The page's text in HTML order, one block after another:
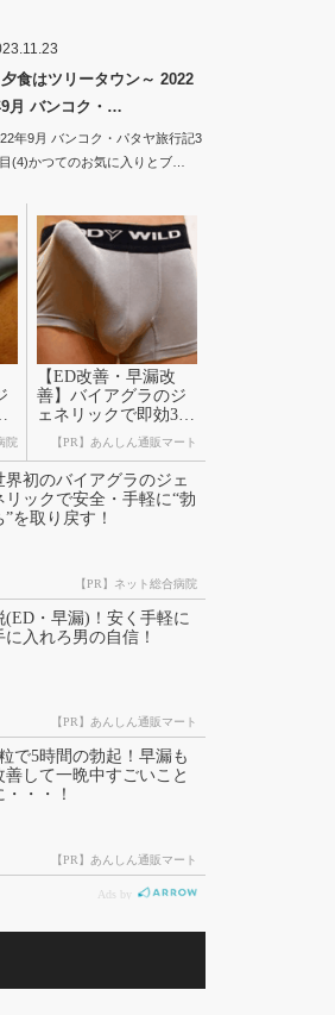
夕食はツリータウン～ 2022
月 バンコク・…
年9月 バンコク・パタヤ旅行記3
(4)かつてのお気に入りとブ…